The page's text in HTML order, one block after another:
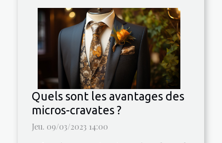
Quels sont les avantages des
micros-cravates ?
Jeu. 09/03/2023 14:00